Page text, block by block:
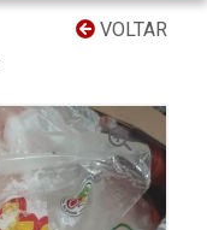
VOLTAR